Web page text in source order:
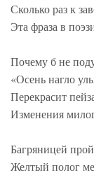
Сколько раз к
Эта фраза в
Почему б не
«Осень нагло
Перекрасит
Изменения
Багряницей
Желтый полог